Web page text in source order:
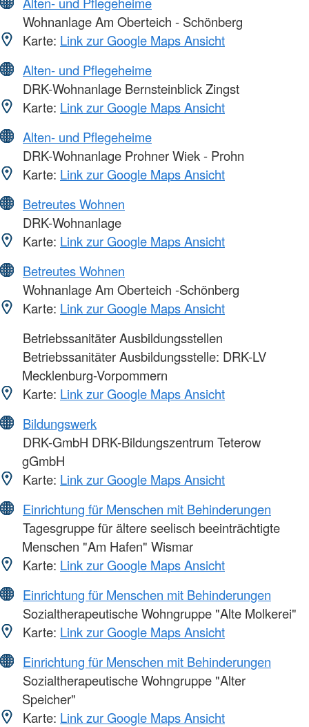
Wohnanlage Am Oberteich - Schönberg
Karte: Link zur Google Maps Ansicht
Alten- und Pflegeheime
DRK-Wohnanlage Bernsteinblick Zingst
Karte: Link zur Google Maps Ansicht
Alten- und Pflegeheime
DRK-Wohnanlage Prohner Wiek - Prohn
Karte: Link zur Google Maps Ansicht
Betreutes Wohnen
DRK-Wohnanlage
Karte: Link zur Google Maps Ansicht
Betreutes Wohnen
Wohnanlage Am Oberteich -Schönberg
Karte: Link zur Google Maps Ansicht
Betriebssanitäter Ausbildungsstellen
Betriebssanitäter Ausbildungsstelle: DRK-LV
Mecklenburg-Vorpommern
Karte: Link zur Google Maps Ansicht
Bildungswerk
DRK-GmbH DRK-Bildungszentrum Teterow
gGmbH
Karte: Link zur Google Maps Ansicht
Einrichtung für Menschen mit Behinderungen
Tagesgruppe für ältere seelisch beeinträchtigte
Menschen "Am Hafen" Wismar
Karte: Link zur Google Maps Ansicht
Einrichtung für Menschen mit Behinderungen
Sozialtherapeutische Wohngruppe "Alte Molkerei"
Karte: Link zur Google Maps Ansicht
Einrichtung für Menschen mit Behinderungen
Sozialtherapeutische Wohngruppe "Alter
Speicher"
Karte: Link zur Google Maps Ansicht